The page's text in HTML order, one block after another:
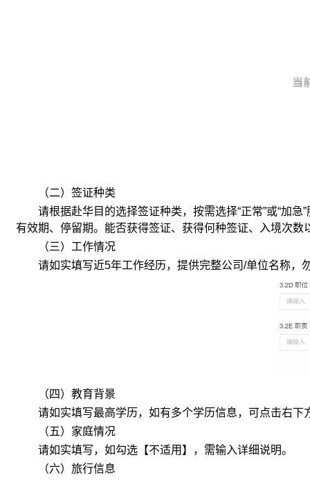
（二）签证种类
请根据赴华目的选择签证种类，按需选择“正常”或“加急
有效期、停留期。 能否获得签证、获得何种签证、入境次
（三）工作情况
请如实填写近5年工作经历，提供完整公司/单位名称，
（四）教育背景
请如实填写最高学历，如有多个学历信息，可点击右下
（五）家庭情况
请如实填写，如勾选【不适用】，需输入详细说明。
（六）旅行信息